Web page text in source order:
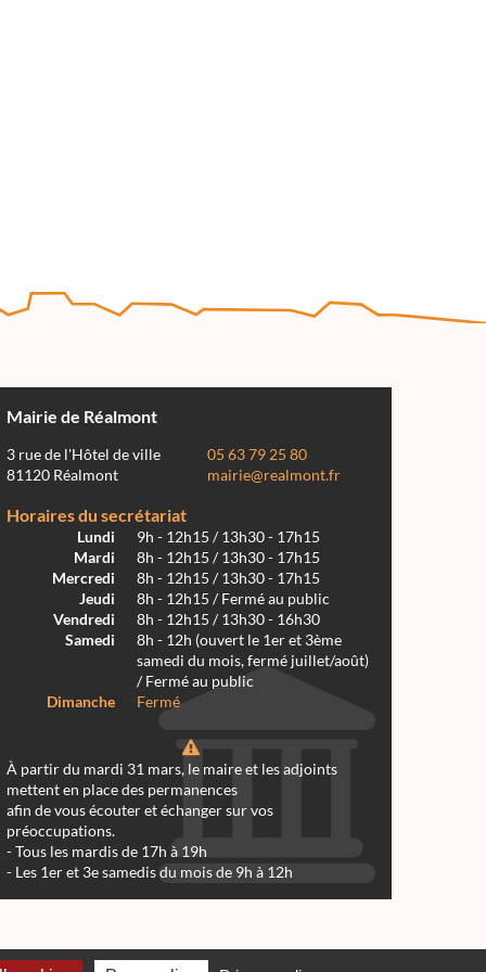
Mairie de Réalmont
3 rue de l'Hôtel de ville
81120 Réalmont
05 63 79 25 80
mairie@realmont.fr
Horaires du secrétariat
Lundi
9h - 12h15 / 13h30 - 17h15
Mardi
8h - 12h15 / 13h30 - 17h15
Mercredi
8h - 12h15 / 13h30 - 17h15
Jeudi
8h - 12h15 / Fermé au public
Vendredi
8h - 12h15 / 13h30 - 16h30
Samedi
8h - 12h (ouvert le 1er et 3ème
samedi du mois, fermé juillet/août)
/ Fermé au public
Dimanche
Fermé
À partir du mardi 31 mars, le maire et les adjoints
mettent en place des permanences
afin de vous écouter et échanger sur vos
préoccupations.
- Tous les mardis de 17h à 19h
- Les 1er et 3e samedis du mois de 9h à 12h
2024 -